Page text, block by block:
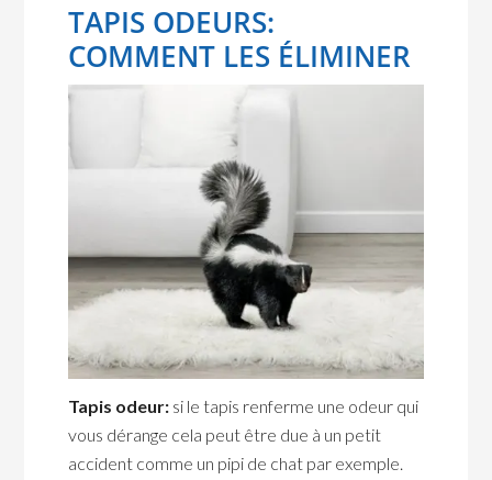
TAPIS ODEURS:
COMMENT LES ÉLIMINER
Tapis odeur: si le tapis renferme une odeur qui
vous dérange cela peut être due à un petit
accident comme un pipi de chat par exemple.